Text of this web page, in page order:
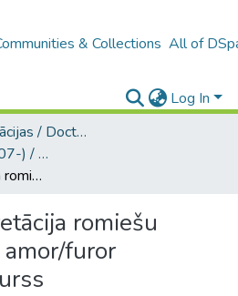
& Collections All of
Log In
A2 – LU disertācijas / Doctoral theses UL
Promocijas darbi (2007-) / Theses PhD
Maģijas interpretācija romiešu dzejas tekstos: amor/furor poētiskais diskurss
romiešu
furor